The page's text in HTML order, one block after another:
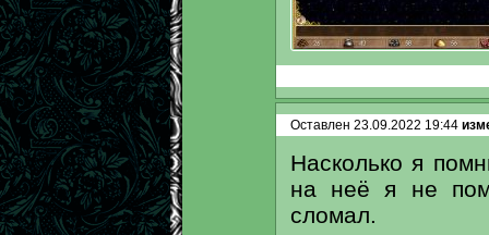
Оставлен 23.09.2022 19:44
Насколько я
на неё я не
сломал.